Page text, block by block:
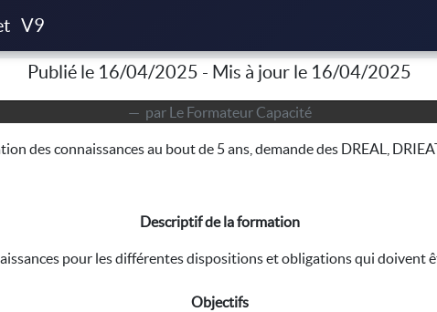
V9
marchandise léger
Publié le 16/04/2025 - Mis à jour le 16/04/2025
par Le Formateur Capacité
des connaissances au bout de 5 ans, demande des DREAL,
Descriptif de la formation
pour les différentes dispositions et obligations qui doivent
Objectifs